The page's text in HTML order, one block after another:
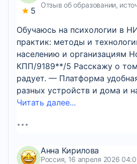
5
Отзыв об образовании,
Обучаюсь на психологии в
практик: методы и
населению и организациям
КПП/9189**/5 Расскажу о
радует. — Платформа
разных устройств и дома и
Читать далее...
Анна Кирилова
Россия, 16 апреля 2026